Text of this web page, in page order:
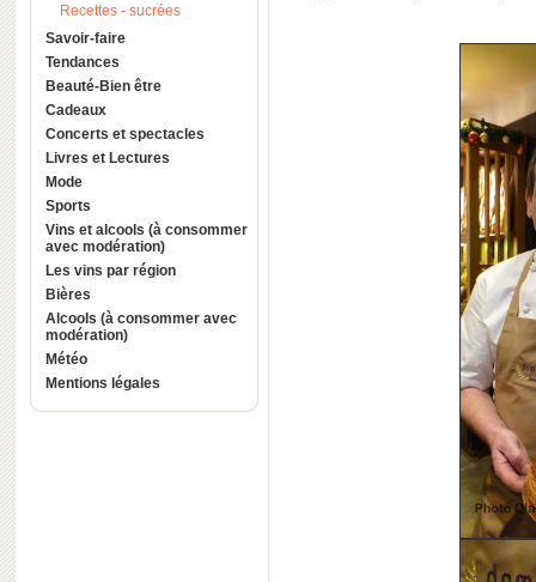
Recettes - sucrées
Savoir-faire
Tendances
Beauté-Bien être
Cadeaux
Concerts et spectacles
Livres et Lectures
Mode
Sports
Vins et alcools (à consommer
avec modération)
Les vins par région
Bières
Alcools (à consommer avec
modération)
Météo
Mentions légales